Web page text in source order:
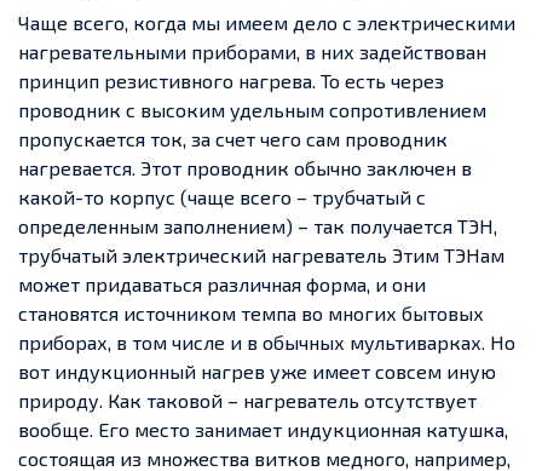
Чаще всего, когда мы имеем дело с электрическими
нагревательными приборами, в них задействован
принцип резистивного нагрева. То есть через
проводник с высоким удельным сопротивлением
пропускается ток, за счет чего сам проводник
нагревается. Этот проводник обычно заключен в
какой-то корпус (чаще всего – трубчатый с
определенным заполнением) – так получается ТЭН,
трубчатый электрический нагреватель Этим ТЭНам
может придаваться различная форма, и они
становятся источником темпа во многих бытовых
приборах, в том числе и в обычных мультиварках. Но
вот индукционный нагрев уже имеет совсем иную
природу. Как таковой – нагреватель отсутствует
вообще. Его место занимает индукционная катушка,
состоящая из множества витков медного, например,